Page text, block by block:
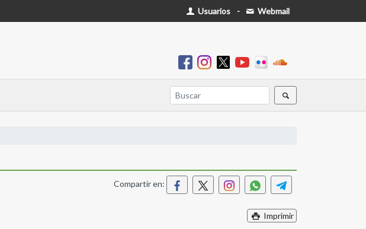
Usuarios - Webmail
Compartir en:
Imprimir